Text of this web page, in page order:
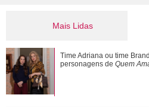
Mais Lidas
Juliette Freire fala sobre
casamento: Foi lindo
Time Adriana ou time
personagens de Quem